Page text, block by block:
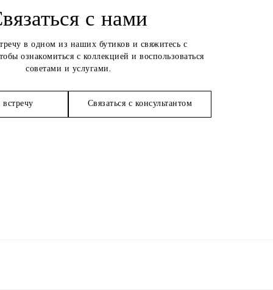
с нами
в одном из наших бутиков и свяжитесь с
ознакомиться с коллекцией и воспользоваться
советами и услугами.
встречу Связаться с консультантом